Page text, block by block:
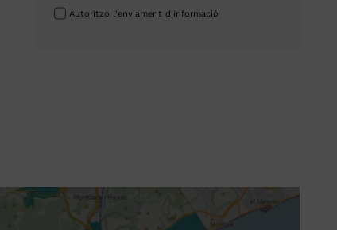
Autoritzo l'enviament d'informació